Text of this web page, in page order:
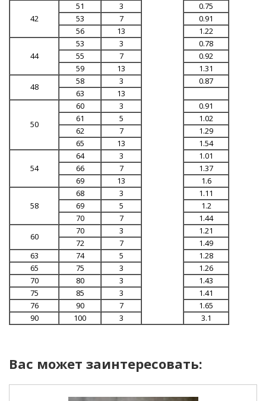
42
51 3
0.75
53
7
0.91
56
13 1.22
44
53 3
0.78
55
7
0.92
59
13
1.31
48
58 3
0.87
63
13
50
60 3
0.91
61
5
1.02
62
7
1.29
65
13 1.54
54
64 3
1.01
66
7
1.37
69
13 1.6
58
68 3
1.11
69
5
1.2
70
7
1.44
60
70 3
1.21
72
7
1.49
63
74 5
1.28
65
75 3
1.26
70
80 3
1.43
75
85 3
1.41
76
90 7
1.65
90
100 3 3.1
Вас может заинтересовать: